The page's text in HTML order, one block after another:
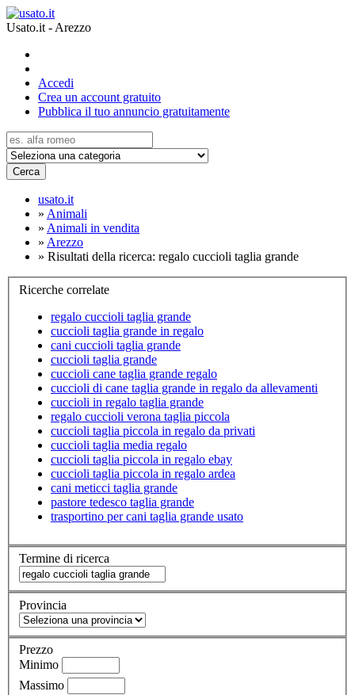
Usato.it - Arezzo
Accedi
Crea un account gratuito
Pubblica il tuo annuncio gratuitamente
Cerca
usato.it
» Animali
» Animali in vendita
» Arezzo
» Risultati della ricerca: regalo cuccioli taglia grande
Ricerche correlate
regalo cuccioli taglia grande
cuccioli taglia grande in regalo
cani cuccioli taglia grande
cuccioli taglia grande
cuccioli cane taglia grande regalo
cuccioli di cane taglia grande in regalo da allevamenti
cuccioli in regalo taglia grande
regalo cuccioli verona taglia piccola
cuccioli taglia piccola in regalo da privati
cuccioli taglia media regalo
cuccioli taglia piccola in regalo ebay
cuccioli taglia piccola in regalo ardea
cani meticci taglia grande
pastore tedesco taglia grande
trasportino per cani taglia grande usato
Termine di ricerca
Provincia
Prezzo
Minimo
Massimo